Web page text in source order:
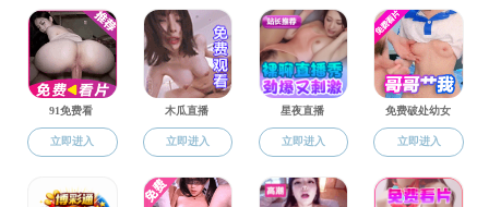
思政建设
思政